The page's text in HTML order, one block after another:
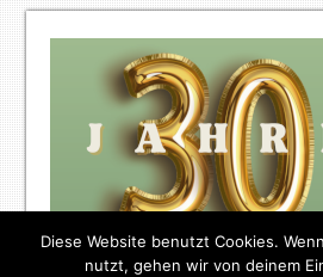
Diese Website benutzt Cookies.
nutzt, gehen wir von deinem